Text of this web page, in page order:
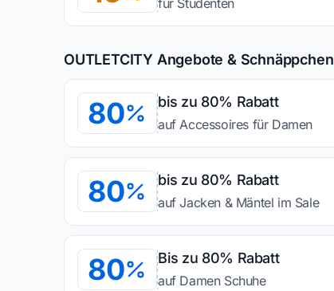
für Studenten
OUTLETCITY Angebote & Schnäppchen
80 bis zu 80% Rabatt
auf Accessoires für Damen
80 bis zu 80% Rabatt
auf Jacken & Mäntel im Sale
80 Bis zu 80% Rabatt
auf Damen Schuhe